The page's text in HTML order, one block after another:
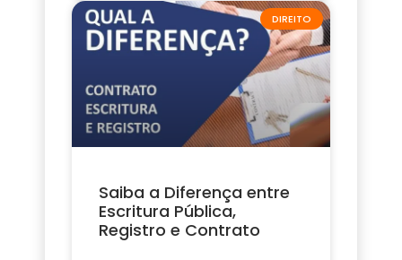
DIREITO
Saiba a Diferença entre
Escritura Pública,
Registro e Contrato